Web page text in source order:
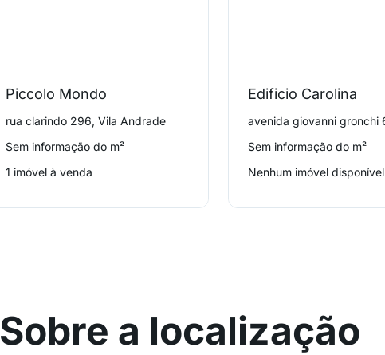
Piccolo Mondo
rua clarindo 296, Vila Andrade
Sem informação do m²
1 imóvel à venda
Edificio Carolina
Sem informação do m²
Nenhum imóvel disponível
Sobre a localização